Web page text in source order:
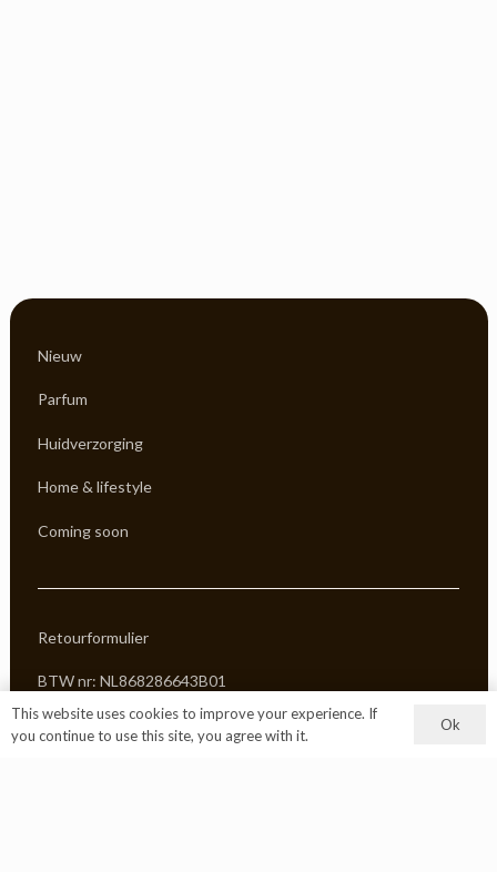
Nieuw
Parfum
Huidverzorging
Home & lifestyle
Coming soon
Retourformulier
BTW nr: NL868286643B01
KVK: 97914002
This website uses cookies to improve your experience. If
you continue to use this site, you agree with it.
Ok